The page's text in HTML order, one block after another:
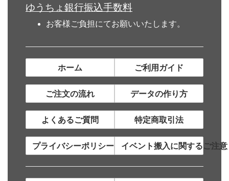
ゆうちょ銀行振込手数料
お客様ご負担にてお願いいたします。
ホーム ご利用ガイド
ご注文の流れ データの作り方
よくあるご質問 特定商取引法
プライバシーポリシー イベント搬入に関するご注意